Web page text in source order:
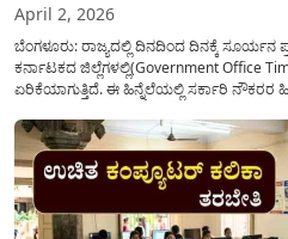
April 2, 2026
ಬೆಂಗಳೂರು: ರಾಜ್ಯದಲ್ಲಿ ದಿನದಿಂದ ದಿನಕ್ಕೆ ಸೂರ್ಯನ
ಕರ್ನಾಟಕದ ಜಿಲ್ಲೆಗಳಲ್ಲಿ(Government Office
ಏರಿಕೆಯಾಗುತ್ತಿದೆ. ಈ ಹಿನ್ನೆಲೆಯಲ್ಲಿ ಸರ್ಕಾರಿ ನೌಕರರ
ಮತ್ತು ಕಲ್ಯಾಣ ಕರ್ನಾಟಕದ ಒಟ್ಟು 9 ಜಿಲ್ಲೆಗಳಲ್ಲಿ